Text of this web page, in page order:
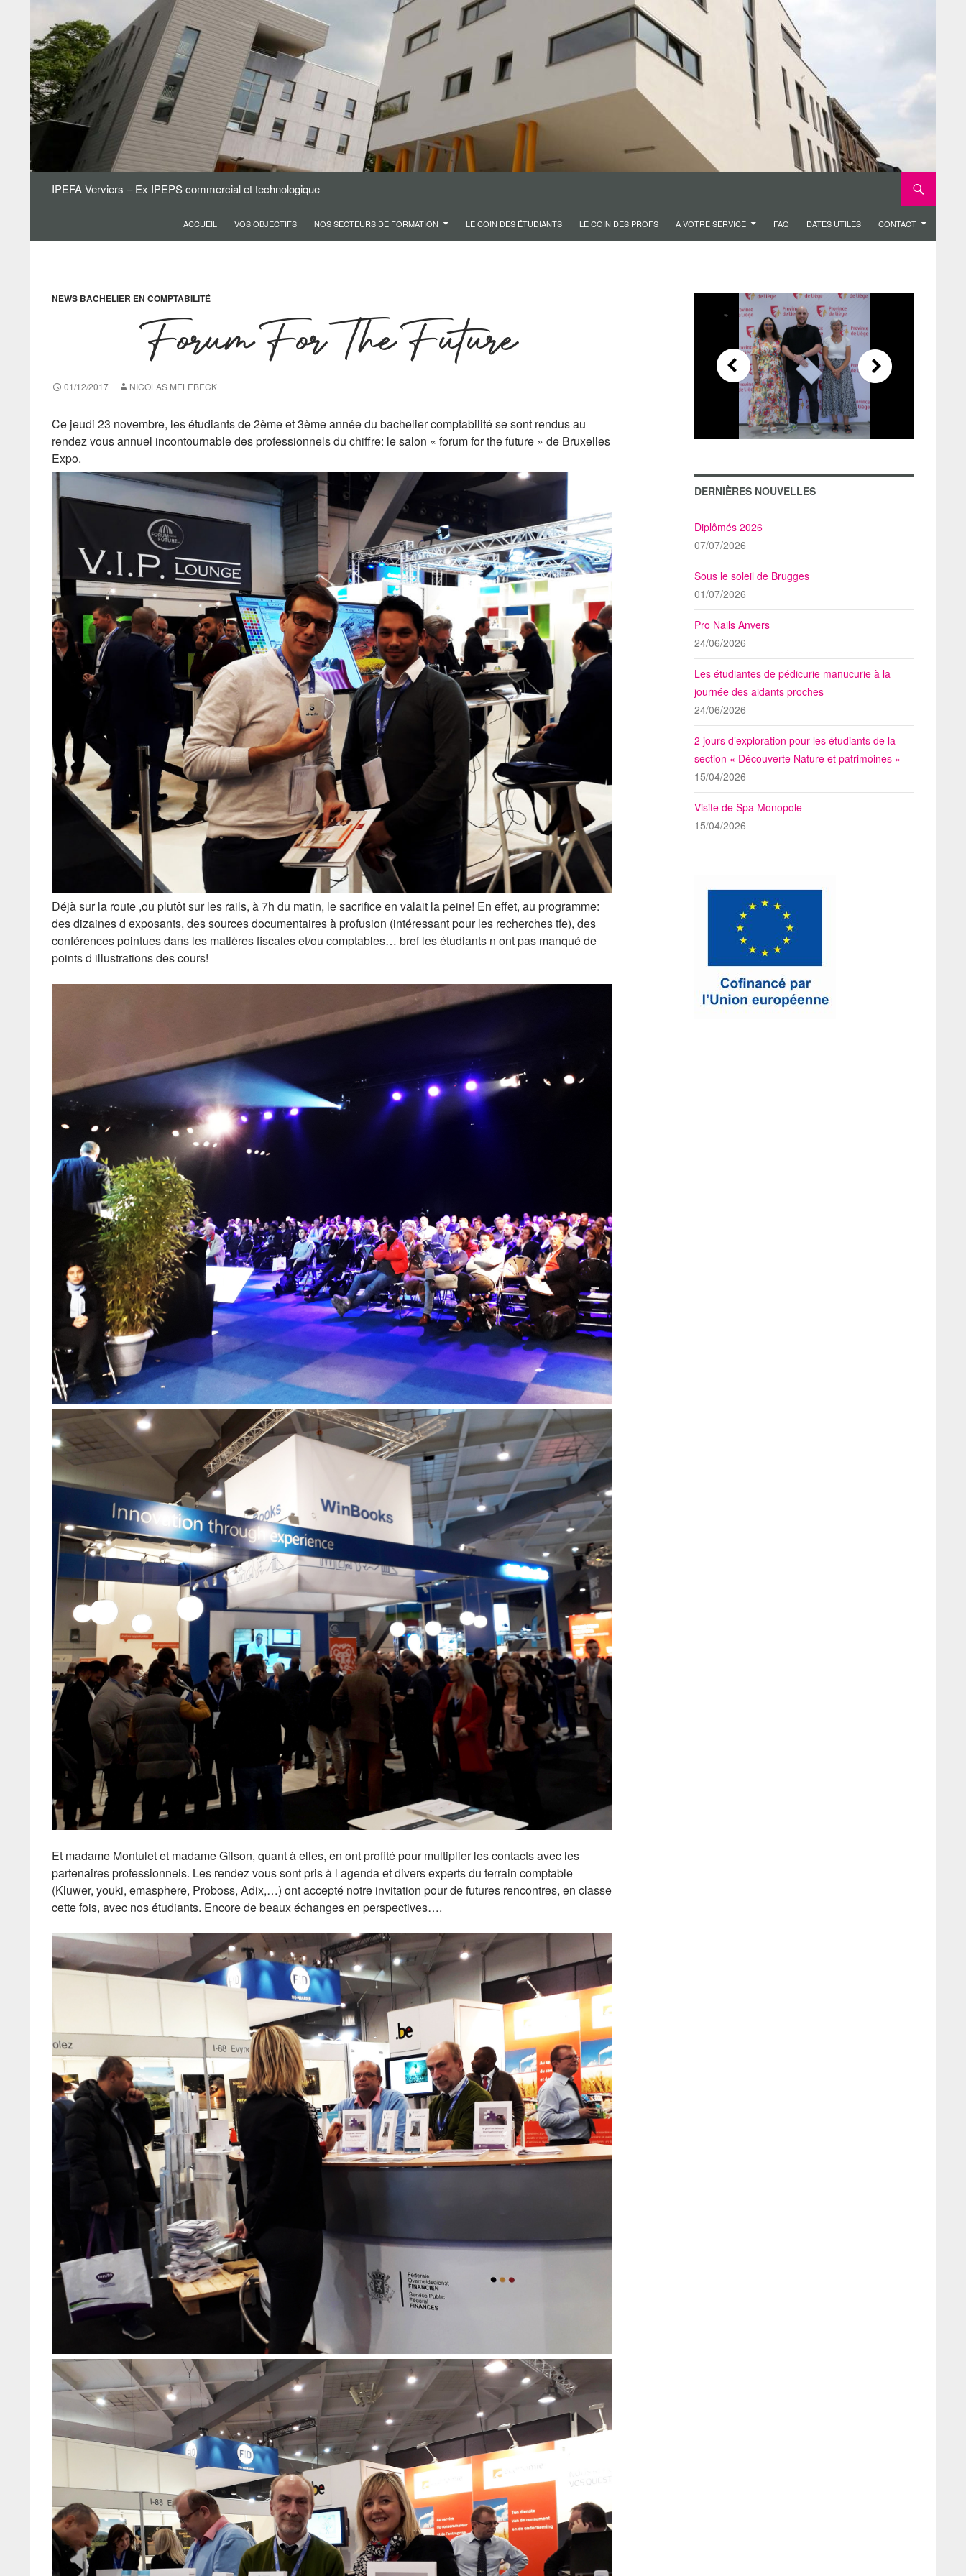
contenu
IPEFA Verviers – Ex IPEPS commercial et technologique
ACCUEIL VOS OBJECTIFS NOS SECTEURS DE FORMATION LE COIN DES ÉTUDIANTS LE COIN DES PROFS A VOTRE SERVICE FAQ DATES UTILES CONTACT
NEWS BACHELIER EN COMPTABILITÉ
Forum For The Future
01/12/2017 NICOLAS MELEBECK
Ce jeudi 23 novembre, les étudiants de 2ème et 3ème année du bachelier comptabilité se sont rendus au
rendez vous annuel incontournable des professionnels du chiffre: le salon « forum for the future » de Bruxelles
Expo.
Déjà sur la route ,ou plutôt sur les rails, à 7h du matin, le sacrifice en valait la peine! En effet, au programme:
des dizaines d exposants, des sources documentaires à profusion (intéressant pour les recherches tfe), des
conférences pointues dans les matières fiscales et/ou comptables… bref les étudiants n ont pas manqué de
points d illustrations des cours!
Et madame Montulet et madame Gilson, quant à elles, en ont profité pour multiplier les contacts avec les
partenaires professionnels. Les rendez vous sont pris à l agenda et divers experts du terrain comptable
(Kluwer, youki, emasphere, Proboss, Adix,…) ont accepté notre invitation pour de futures rencontres, en classe
cette fois, avec nos étudiants. Encore de beaux échanges en perspectives….
DERNIÈRES NOUVELLES
Diplômés 2026
07/07/2026
Sous le soleil de Brugges
01/07/2026
Pro Nails Anvers
24/06/2026
Les étudiantes de pédicurie manucurie à la
journée des aidants proches
24/06/2026
2 jours d’exploration pour les étudiants de la
section « Découverte Nature et patrimoines »
15/04/2026
Visite de Spa Monopole
15/04/2026